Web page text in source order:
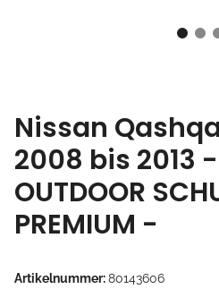
Nissan
2008 bis 2013 -
OUTDOOR
PREMIUM -
Artikelnummer:80143606